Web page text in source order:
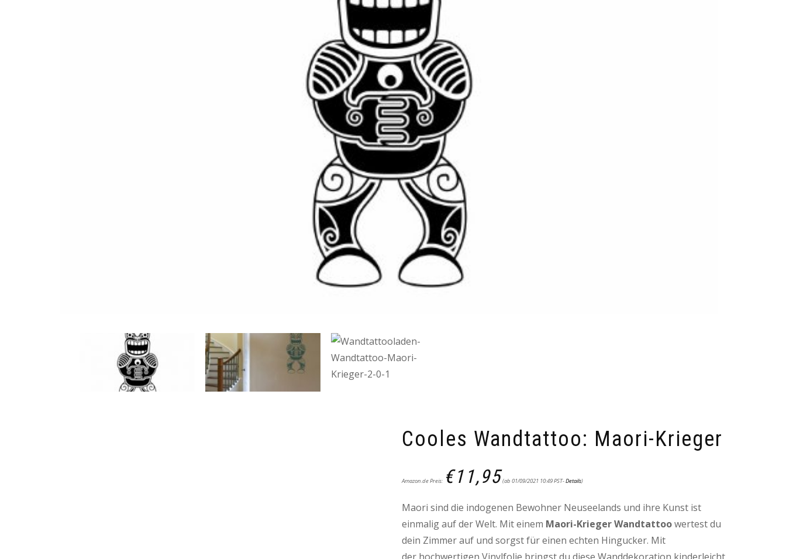
Cooles Wandtattoo: Maori-Krieger
Amazon.de Preis: €11,95(ab 01/09/2021 10:49 PST-Details)
Maori sind die indogenen Bewohner Neuseelands und ihre Kunst ist
einmalig auf der Welt. Mit einem Maori-Krieger Wandtattoowertest du
dein Zimmer auf und sorgst für einen echten Hingucker. Mit